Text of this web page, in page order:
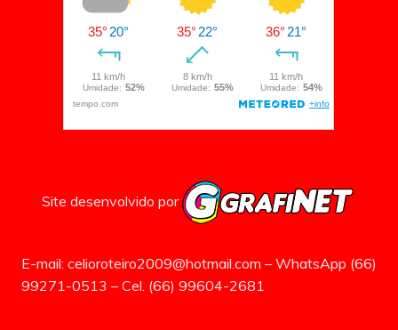
Site desenvolvido por
E-mail: celioroteiro2009@hotmail.com – WhatsApp (66)
99271-0513 – Cel. (66) 99604-2681